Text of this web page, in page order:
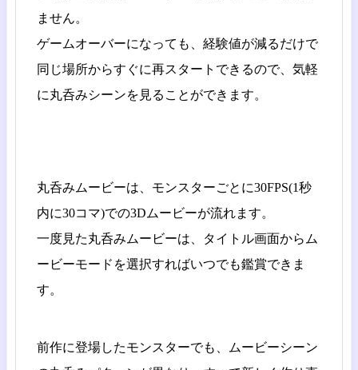
ません。
ゲームオーバーになっても、経験値が減るだけで
同じ場所からすぐに再スタートできるので、気軽
に丸呑みシーンを見ることができます。
丸呑みムービーは、モンスターごとに30FPS(1秒
内に30コマ)での3Dムービーが流れます。
一度見た丸呑みムービーは、タイトル画面からム
ービーモードを選択すればいつでも鑑賞できま
す。
前作に登場したモンスターでも、ムービーシーン